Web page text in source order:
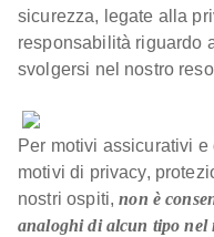
sicurezza, legate alla
responsabilità riguardo
svolgersi nel nostro
Per motivi assicurativi
motivi di privacy,
nostri ospiti,non è
analoghi di alcun tipo nel